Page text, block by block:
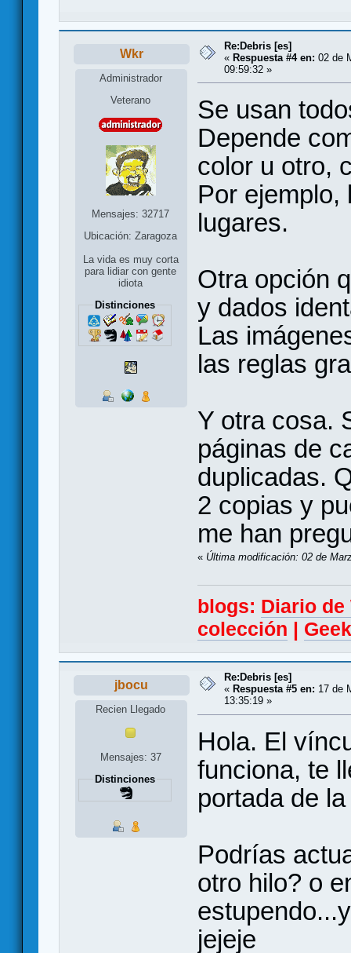
Wkr
Administrador
Veterano
Mensajes: 32717
Ubicación: Zaragoza
La vida es muy corta
para lidiar con gente
idiota
Distinciones
Re:Debris [es]
« Respuesta #4 en: 02 de
09:59:32 »
Se usan
Depende
color u otro,
Por ejemplo,
lugares.
Otra opción
y dados
Las
las reglas
Y otra cosa.
páginas de
duplicadas.
2 copias y
me han
« Última modificación: 02 de
blogs: Diario
colección
jbocu
Recien Llegado
Mensajes: 37
Distinciones
Re:Debris [es]
« Respuesta #5 en: 17 de
13:35:19 »
Hola. El
funciona, te
portada de
Podrías
otro hilo? o
jejeje